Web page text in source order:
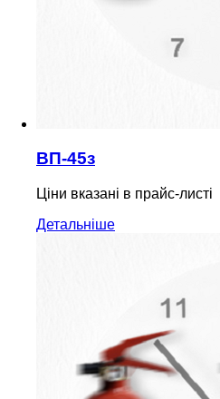
ВП-45з
Ціни вказані в прайс-листі
Детальніше